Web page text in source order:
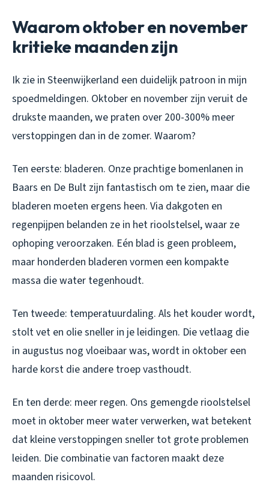
Waarom oktober en november
kritieke maanden zijn
Ik zie in Steenwijkerland een duidelijk patroon in mijn
spoedmeldingen. Oktober en november zijn veruit de
drukste maanden, we praten over 200-300% meer
verstoppingen dan in de zomer. Waarom?
Ten eerste: bladeren. Onze prachtige bomenlanen in
Baars en De Bult zijn fantastisch om te zien, maar die
bladeren moeten ergens heen. Via dakgoten en
regenpijpen belanden ze in het rioolstelsel, waar ze
ophoping veroorzaken. Eén blad is geen probleem,
maar honderden bladeren vormen een kompakte
massa die water tegenhoudt.
Ten tweede: temperatuurdaling. Als het kouder wordt,
stolt vet en olie sneller in je leidingen. Die vetlaag die
in augustus nog vloeibaar was, wordt in oktober een
harde korst die andere troep vasthoudt.
En ten derde: meer regen. Ons gemengde rioolstelsel
moet in oktober meer water verwerken, wat betekent
dat kleine verstoppingen sneller tot grote problemen
leiden. Die combinatie van factoren maakt deze
maanden risicovol.